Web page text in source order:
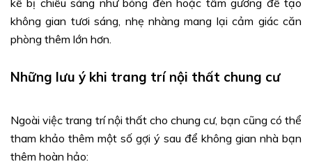
không gian tươi sáng, nhẹ nhàng mang lại cảm giác căn
phòng thêm lớn hơn.
Những lưu ý khi trang trí nội thất chung cư
Ngoài việc trang trí nội thất cho chung cư, bạn cũng có thể
tham khảo thêm một số gợi ý sau để không gian nhà bạn
thêm hoàn hảo: